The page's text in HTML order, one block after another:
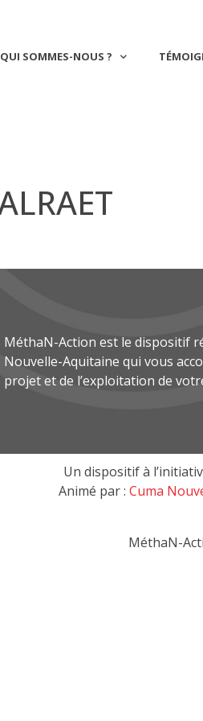
QUI SOMMES-NOUS ?
MéthaN-Action est le dispositif
Nouvelle-Aquitaine qui vous
projet et de l’exploitation de
Un dispositif à
Animé par : Cuma
MéthaN-